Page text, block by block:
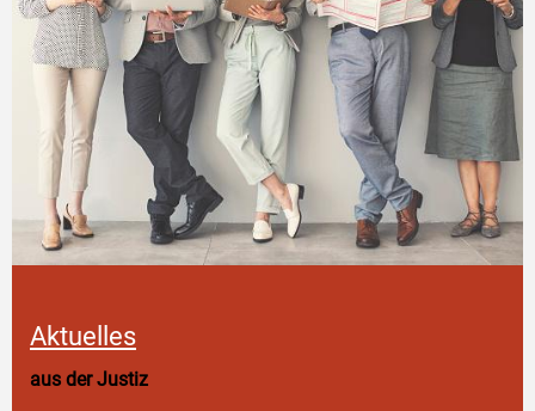
Aktuelles
aus der Justiz